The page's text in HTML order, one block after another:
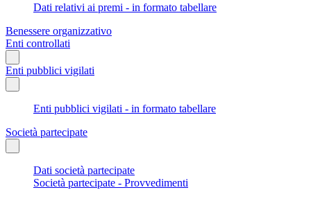
Dati relativi ai premi - in formato tabellare
Benessere organizzativo
Enti controllati
Enti pubblici vigilati
Enti pubblici vigilati - in formato tabellare
Società partecipate
Dati società partecipate
Società partecipate - Provvedimenti